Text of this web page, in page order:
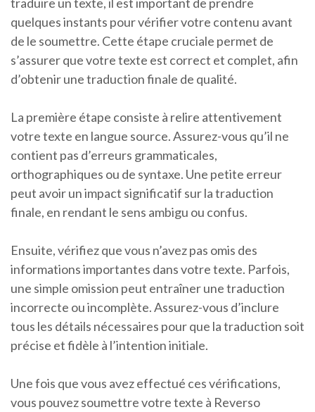
quelques instants pour vérifier votre contenu avant
de le soumettre. Cette étape cruciale permet de
s’assurer que votre texte est correct et complet, afin
d’obtenir une traduction finale de qualité.
La première étape consiste à relire attentivement
votre texte en langue source. Assurez-vous qu’il ne
contient pas d’erreurs grammaticales,
orthographiques ou de syntaxe. Une petite erreur
peut avoir un impact significatif sur la traduction
finale, en rendant le sens ambigu ou confus.
Ensuite, vérifiez que vous n’avez pas omis des
informations importantes dans votre texte. Parfois,
une simple omission peut entraîner une traduction
incorrecte ou incomplète. Assurez-vous d’inclure
tous les détails nécessaires pour que la traduction soit
précise et fidèle à l’intention initiale.
Une fois que vous avez effectué ces vérifications,
vous pouvez soumettre votre texte à Reverso